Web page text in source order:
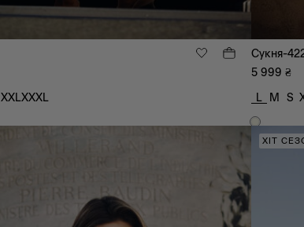
XXLXXXL
Сукня-
5 999 ₴
L
M S
ХІТ